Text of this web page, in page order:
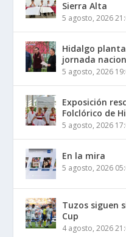
Sierra Alta
5 agosto, 2026
Hidalgo
jornada
5 agosto, 2026
Exposición
Folclórico de
5 agosto, 2026
En la mira
5 agosto, 2026
Tuzos siguen
Cup
4 agosto, 2026